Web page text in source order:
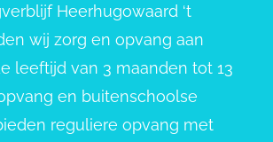
Heerhugowaard ‘t
wij zorg en opvang aan
leeftijd van 3 maanden tot 13
en buitenschoolse
reguliere opvang met